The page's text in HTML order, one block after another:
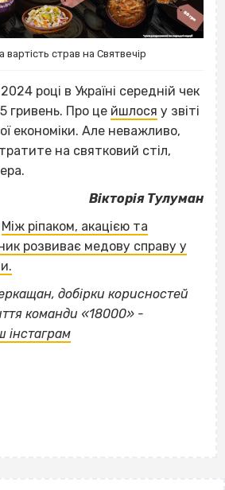
вартість страв на Святвечір
році в Україні середній чек
гривень. Про це йшлося у звіті
економіки. Але неважливо,
на святковий стіл,
Вікторія Тулуман
Між ріпаком, акацією та
розвиває медову справу у
добірки корисностей
команди «18000» -
інстаграм